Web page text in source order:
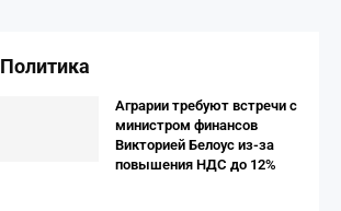
Политика
Аграрии требуют встречи с
министром финансов
Викторией Белоус из-за
повышения НДС до 12%